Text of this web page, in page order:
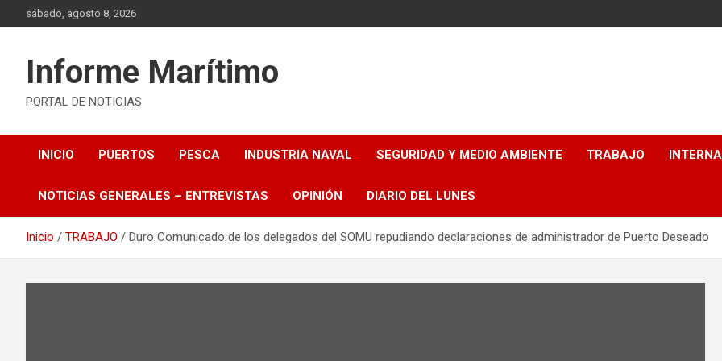
al
sábado, agosto 8, 2026
Informe Marítimo
PORTAL DE NOTICIAS
INICIO PUERTOS PESCA INDUSTRIA NAVAL SEGURIDAD Y MEDIO AMBIENTE TRABAJO
NOTICIAS GENERALES – ENTREVISTAS OPINIÓN DIARIO DEL LUNES
Inicio TRABAJO Duro Comunicado de los delegados del SOMU repudiando declaraciones de administrador de Puerto Deseado